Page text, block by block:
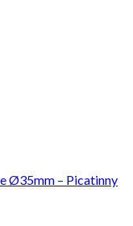
Ø35mm – Picatinny